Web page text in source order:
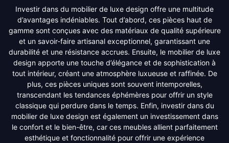
Investir dans du mobilier de luxe design offre une multitude
d’avantages indéniables. Tout d’abord, ces pièces haut de
gamme sont conçues avec des matériaux de qualité supérieure
et un savoir-faire artisanal exceptionnel, garantissant une
durabilité et une résistance accrues. Ensuite, le mobilier de luxe
design apporte une touche d’élégance et de sophistication à
tout intérieur, créant une atmosphère luxueuse et raffinée. De
plus, ces pièces uniques sont souvent intemporelles,
transcendant les tendances éphémères pour offrir un style
classique qui perdure dans le temps. Enfin, investir dans du
mobilier de luxe design est également un investissement dans
le confort et le bien-être, car ces meubles allient parfaitement
esthétique et fonctionnalité pour offrir une expérience